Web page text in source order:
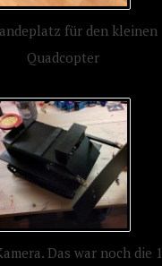
für den kleinen
Quadcopter
Das war noch die